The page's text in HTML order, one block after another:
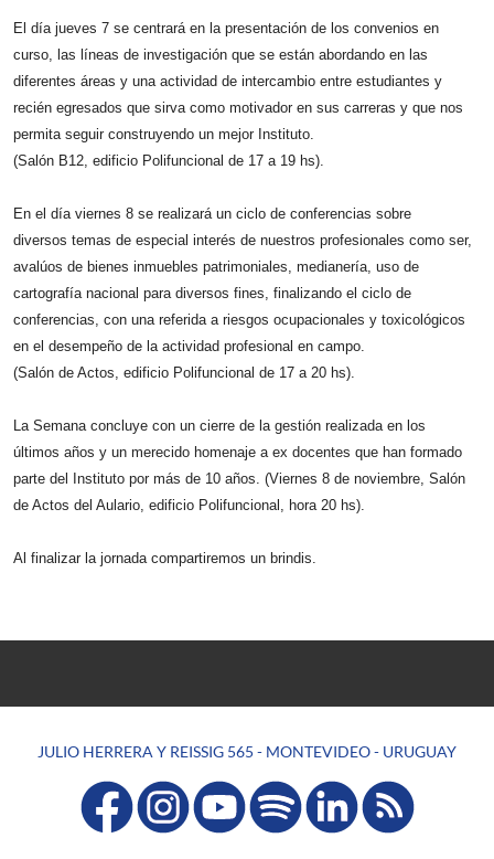
El día jueves 7 se centrará en la presentación de los convenios en
curso, las líneas de investigación que se están abordando en las
diferentes áreas y una actividad de intercambio entre estudiantes y
recién egresados que sirva como motivador en sus carreras y que nos
permita seguir construyendo un mejor Instituto.
(Salón B12, edificio Polifuncional de 17 a 19 hs).
En el día viernes 8 se realizará un ciclo de conferencias sobre
diversos temas de especial interés de nuestros profesionales como ser,
avalúos de bienes inmuebles patrimoniales, medianería, uso de
cartografía nacional para diversos fines, finalizando el ciclo de
conferencias, con una referida a riesgos ocupacionales y toxicológicos
en el desempeño de la actividad profesional en campo.
(Salón de Actos, edificio Polifuncional de 17 a 20 hs).
La Semana concluye con un cierre de la gestión realizada en los
últimos años y un merecido homenaje a ex docentes que han formado
parte del Instituto por más de 10 años. (Viernes 8 de noviembre, Salón
de Actos del Aulario, edificio Polifuncional, hora 20 hs).
Al finalizar la jornada compartiremos un brindis.
JULIO HERRERA Y REISSIG 565 - MONTEVIDEO - URUGUAY